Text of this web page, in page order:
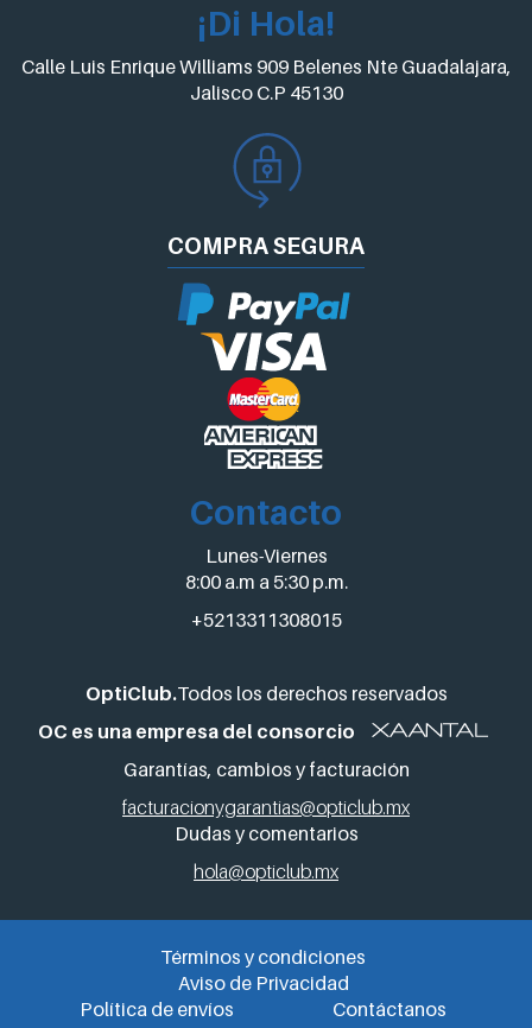
¡Di Hola!
Calle Luis Enrique Williams 909 Belenes Nte Guadalajara,
Jalisco C.P 45130
COMPRASEGURA
Contacto
Lunes-Viernes
8:00 a.m a 5:30 p.m.
+5213311308015
OptiClub.Todos los derechos reservados
OC es una empresa del consorcio
Garantías, cambios y facturación
facturacionygarantias@opticlub.mx
Dudas y comentarios
hola@opticlub.mx
Términos y condiciones
Aviso de Privacidad
Política de envíos
Contáctanos